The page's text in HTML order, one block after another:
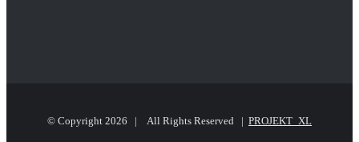
© Copyright 2026 | All Rights Reserved | PROJEKT_XL